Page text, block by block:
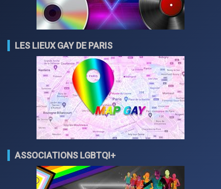
LES LIEUX GAY DE PARIS
ASSOCIATIONS LGBTQI+